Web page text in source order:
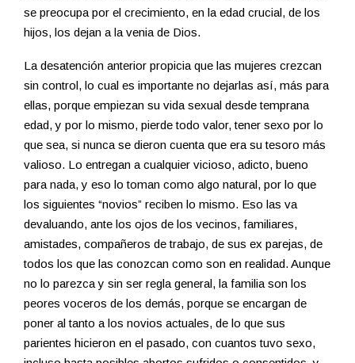
se preocupa por el crecimiento, en la edad crucial, de los
hijos, los dejan a la venia de Dios.
La desatención anterior propicia que las mujeres crezcan
sin control, lo cual es importante no dejarlas así, más para
ellas, porque empiezan su vida sexual desde temprana
edad, y por lo mismo, pierde todo valor, tener sexo por lo
que sea, si nunca se dieron cuenta que era su tesoro más
valioso. Lo entregan a cualquier vicioso, adicto, bueno
para nada, y eso lo toman como algo natural, por lo que
los siguientes “novios” reciben lo mismo. Eso las va
devaluando, ante los ojos de los vecinos, familiares,
amistades, compañeros de trabajo, de sus ex parejas, de
todos los que las conozcan como son en realidad. Aunque
no lo parezca y sin ser regla general, la familia son los
peores voceros de los demás, porque se encargan de
poner al tanto a los novios actuales, de lo que sus
parientes hicieron en el pasado, con cuantos tuvo sexo,